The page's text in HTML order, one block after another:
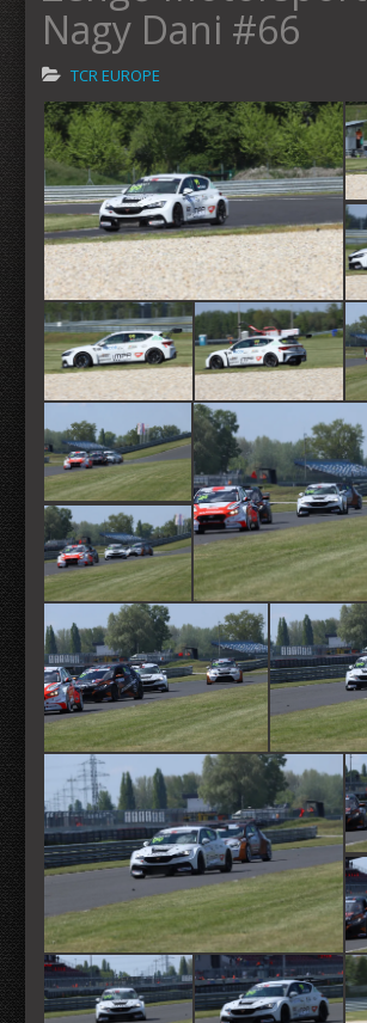
Nagy Dani #66
TCR EUROPE